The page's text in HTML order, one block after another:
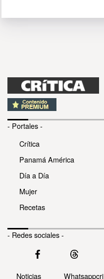
- Portales -
Crítica
Panamá América
Día a Día
Mujer
Recetas
- Redes sociales -
Noticias Whatsappcri